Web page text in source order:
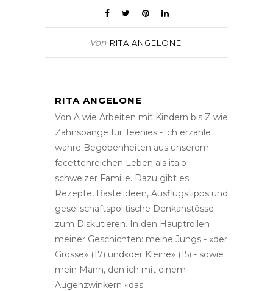
Von RITA ANGELONE
RITA ANGELONE
Von A wie Arbeiten mit Kindern bis Z wie
Zahnspange für Teenies - ich erzähle
wahre Begebenheiten aus unserem
facettenreichen Leben als italo-
schweizer Familie. Dazu gibt es
Rezepte, Bastelideen, Ausflugstipps und
gesellschaftspolitische Denkanstösse
zum Diskutieren. In den Hauptrollen
meiner Geschichten: meine Jungs - «der
Grosse» (17) und«der Kleine» (15) - sowie
mein Mann, den ich mit einem
Augenzwinkern «das